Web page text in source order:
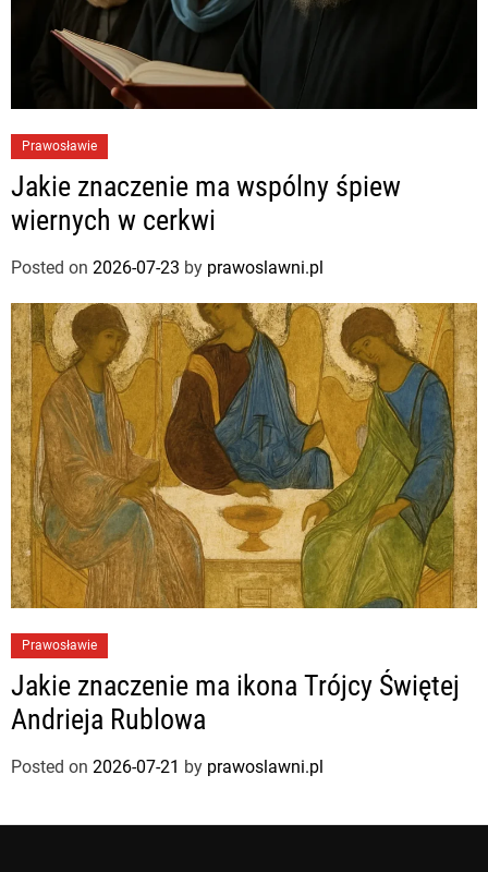
Prawosławie
Jakie znaczenie ma wspólny śpiew
wiernych w cerkwi
Posted on 2026-07-23 by prawoslawni.pl
Prawosławie
Jakie znaczenie ma ikona Trójcy Świętej
Andrieja Rublowa
Posted on 2026-07-21 by prawoslawni.pl